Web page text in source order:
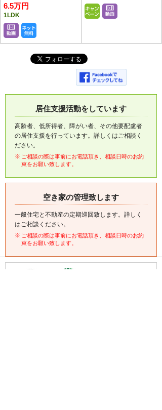
6.5万円
1LDK
居住支援活動をしています
高齢者、低所得者、障がい者、その他要配慮者
の居住支援を行っています。詳しくはご相談く
ださい。
ご相談の際は事前にお電話頂き、相談日時のお約
束をお願い致します。
空き家の管理致します
一般住宅と不動産の定期巡回致します。詳しく
はご相談ください。
ご相談の際は事前にお電話頂き、相談日時のお約
束をお願い致します。